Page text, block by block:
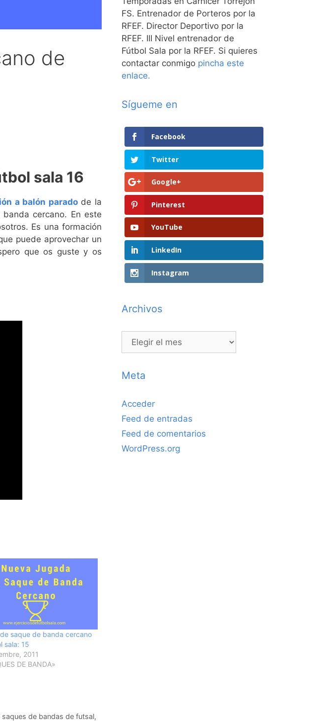
de
sala 16
a balón paradode la
cercano. En este
Es una formación
puede aprovechar un
que os guste y os
saque de banda cercano
sala: 15
2011
DE BANDA»
saques de bandas de futsal,
FS. Entrenador de Porteros por la
RFEF. Director Deportivo por la
RFEF. III Nivel entrenador de
Fútbol Sala por la RFEF. Si quieres
contactar conmigo pincha este
enlace.
Sígueme en
Facebook
Twitter
Google+
Pinterest
YouTube
LinkedIn
Instagram
Archivos
Archivos
Meta
Acceder
Feed de entradas
Feed de comentarios
WordPress.org